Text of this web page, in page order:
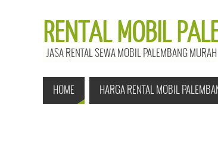
RENTAL MOBIL
JASA RENTAL SEWA MOBIL PALEMBANG MURAH
HOME HARGA RENTAL MOBIL